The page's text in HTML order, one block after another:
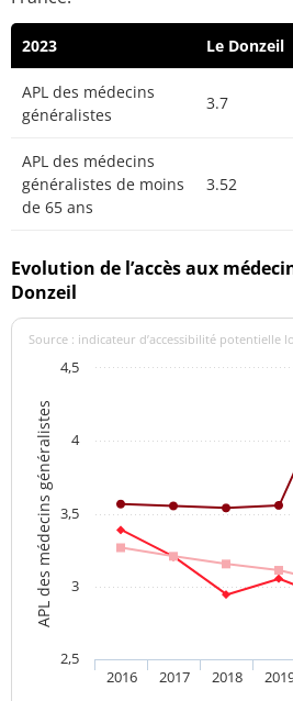
2023 Le Donzeil
APL des médecins
généralistes
3.7
APL des médecins
généralistes de moins
de 65 ans
3.52
Evolution de l’accès aux
Donzeil
APL des médecins généralistes
Source : indicateur d’accessibilité potentielle
2016 2017 2018
2,5
3
3,5
4
4,5